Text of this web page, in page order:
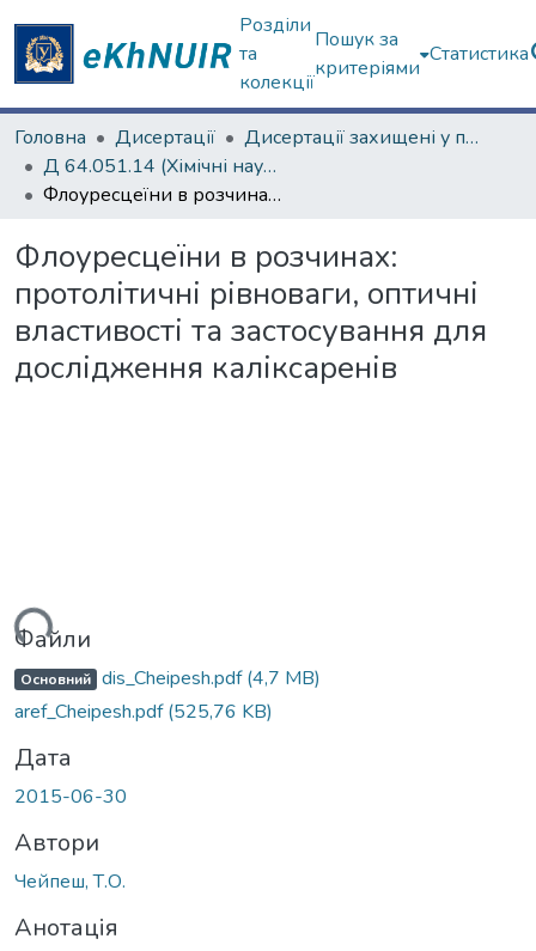
Розділи
та
колекції
Пошук за
критеріями
Статистика
Головна Дисертації
Дисертації захищені у постійних радах
Д 64.051.14 (Хімічні науки)
Флоуресцеїни в розчинах: протолітичні рівноваги, оптичні властивості та застосування для дослідження каліксаренів
Флоуресцеїни в розчинах:
протолітичні рівноваги, оптичні
властивості та застосування для
дослідження каліксаренів
Файли
Основний dis_Cheipesh.pdf(4,7 MB)
aref_Cheipesh.pdf(525,76 KB)
Дата
2015-06-30
Автори
Чейпеш, Т.О.
Анотація